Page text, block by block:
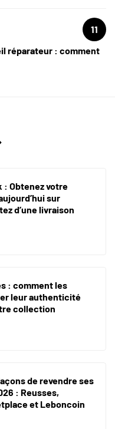
11
réparateur : comment
: Obtenez votre
sur
d’une livraison
: comment les
leur authenticité
collection
de revendre ses
: Reusses,
et Leboncoin